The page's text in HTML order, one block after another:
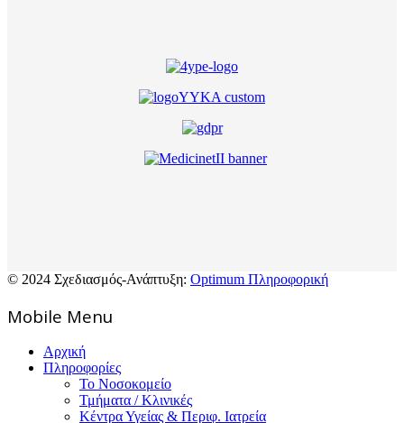
© 2024 Σχεδιασμός-Ανάπτυξη: Optimum Πληροφορική
Mοbile Menu
Αρχική
Πληροφορίες
Το Νοσοκομείο
Τμήματα / Κλινικές
Κέντρα Υγείας & Περιφ. Ιατρεία